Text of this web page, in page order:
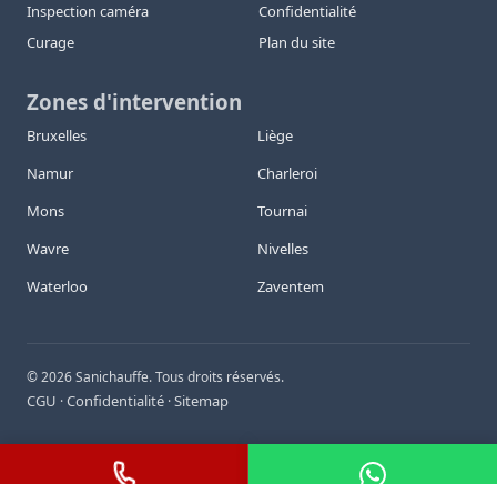
Inspection caméra
Curage
Confidentialité
Plan du site
Zones d'intervention
Bruxelles
Liège
Namur
Charleroi
Mons
Tournai
Wavre
Nivelles
Waterloo
Zaventem
©2026Sanichauffe. Tous droits réservés.
CGU ·Confidentialité ·Sitemap